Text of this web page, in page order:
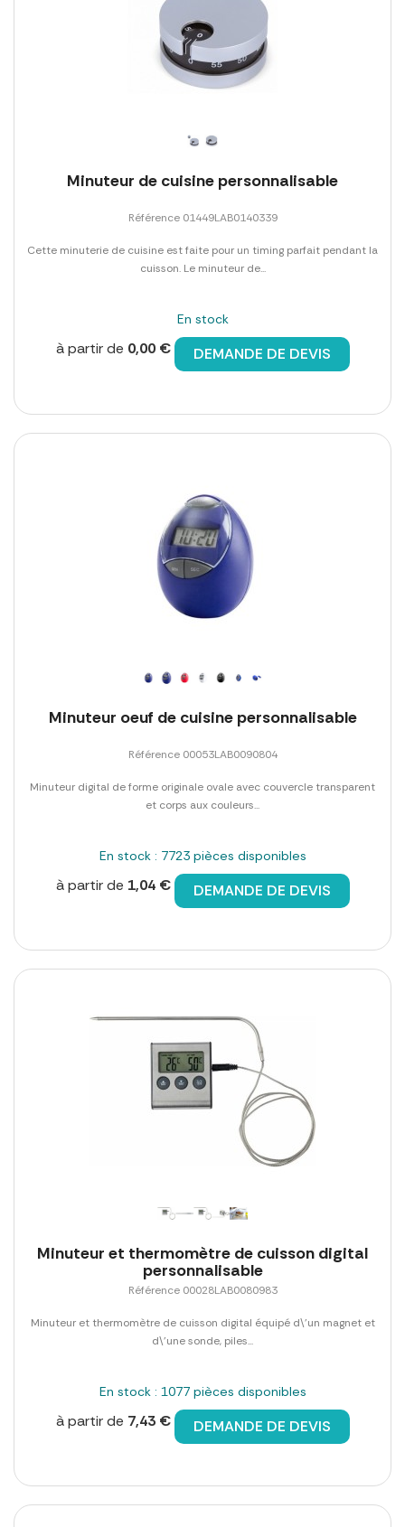
Minuteur de cuisine personnalisable
Référence 01449LAB0140339
Cette minuterie de cuisine est faite pour un timing parfait pendant la
cuisson. Le minuteur de...
En stock
à partir de 0,00 € DEMANDE DE DEVIS
Minuteur oeuf de cuisine personnalisable
Référence 00053LAB0090804
Minuteur digital de forme originale ovale avec couvercle transparent
et corps aux couleurs...
En stock : 7723 pièces disponibles
à partir de 1,04 € DEMANDE DE DEVIS
Minuteur et thermomètre de cuisson digital
personnalisable
Référence 00028LAB0080983
Minuteur et thermomètre de cuisson digital équipé d\'un magnet et
d\'une sonde, piles...
En stock : 1077 pièces disponibles
à partir de 7,43 € DEMANDE DE DEVIS